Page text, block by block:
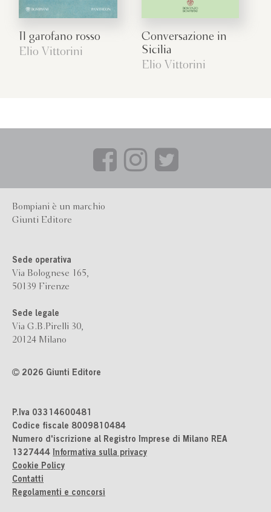
Il garofano rosso
Elio Vittorini
Conversazione in
Sicilia
Elio Vittorini
Bompiani è un marchio
Giunti Editore
Sede operativa
Via Bolognese 165,
50139 Firenze
Sede legale
Via G.B.Pirelli 30,
20124 Milano
2026 Giunti Editore
P.Iva 03314600481
Codice fiscale 8009810484
Numero d'iscrizione al Registro Imprese di Milano REA
1327444 Informativa sulla privacy
Cookie Policy
Contatti
Regolamenti e concorsi